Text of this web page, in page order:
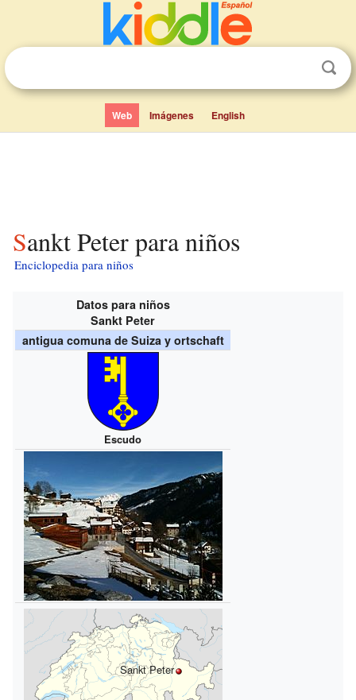
Web Imágenes English
Sankt Peter para niños
Enciclopedia para niños
Datos para niños
Sankt Peter
antigua comuna de Suiza y ortschaft
Escudo
Sankt Peter